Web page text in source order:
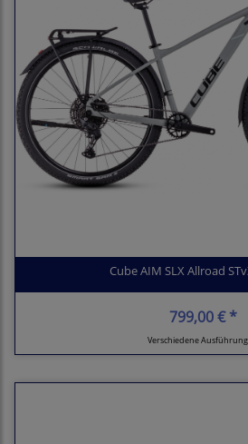
Cube AIM SLX Allroad
799,00 € *
Verschiedene